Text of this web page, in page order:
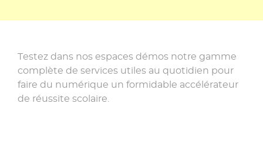
Testez dans nos espaces démos notre gamme
complète de services utiles au quotidien pour
faire du numérique un formidable accélérateur
de réussite scolaire.